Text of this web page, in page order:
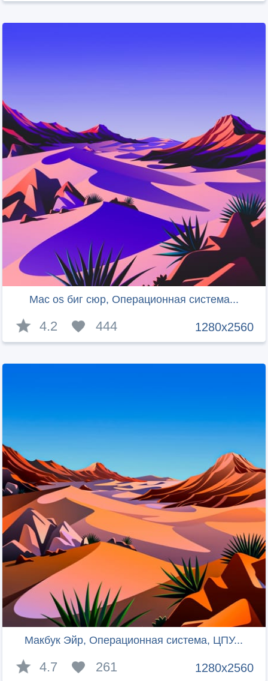
Mac os биг сюр, Операционная система...
1280x2560
4.2 444
Макбук Эйр, Операционная система, ЦПУ...
1280x2560
4.7 261